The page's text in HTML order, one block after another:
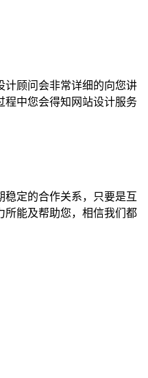
计顾问会非常详细的向您讲
程中您会得知网站设计服务
稳定的合作关系，只要是互
所能及帮助您，相信我们都